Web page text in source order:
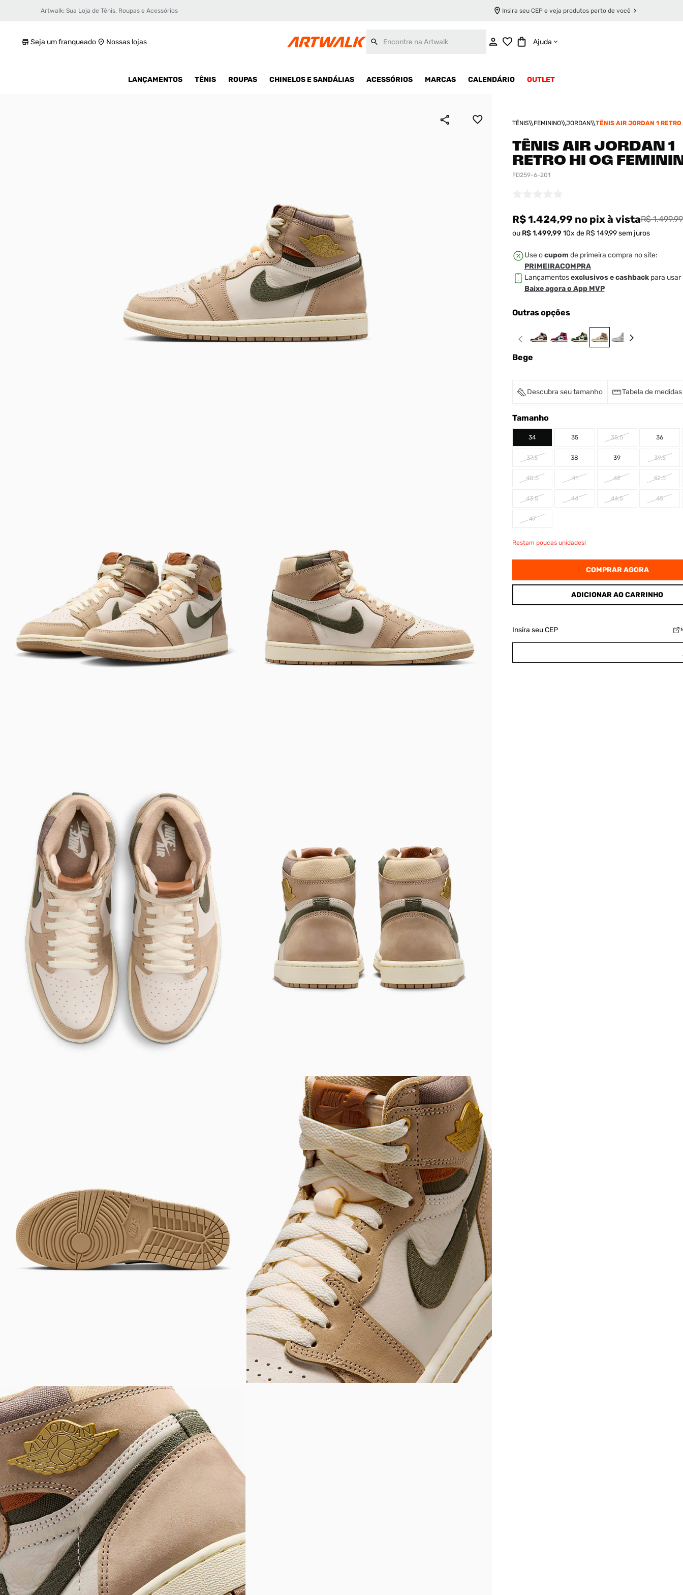
Artwalk: Sua Loja de Tênis, Roupas e Acessórios Insira seu CEP e veja produtos perto de você
Bem-Vindo à artwalk
Para ter uma melhor experiência de compra, insira seu CEP
e veja a seleção de produtos disponíveis para sua região
BUSCAR
Seja um franqueado Nossas lojas Ajuda
LANÇAMENTOS TÊNIS ROUPAS CHINELOS E SANDÁLIAS ACESSÓRIOS MARCAS CALENDÁRIO OUTLET
TÊNIS FEMININO JORDAN
TÊNIS AIR JORDAN 1 RETRO
TÊNIS AIR JORDAN 1
RETRO HI OG
FD259-6-201
R$ 1.424,99no pixà vistaR$ 1.499,99
ou R$ 1.499,99 10x de R$ 149,99sem juros
Use ocupom de primeira compra no site:
PRIMEIRACOMPRA
Lançamentosexclusivos e cashbackpara usar
Baixe agora o App MVP
Outras opções
Bege
Descubra seu tamanho Tabela de medidas
Tamanho
34 35 35.5 36
37.5 38 39 39.5
40.5 41 42 42.5
43.5 44 44.5 45
47
Restam poucas unidades!
COMPRAR AGORA
ADICIONAR AO CARRINHO
Insira seu CEP
Tênis Air Jordan 1 Retro Hi Og Feminino